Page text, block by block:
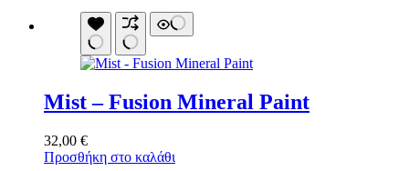
Mist – Fusion Mineral Paint
32,00 €
Προσθήκη στο καλάθι